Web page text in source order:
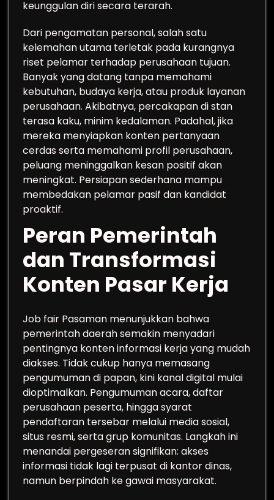
keunggulan diri secara terarah.
Dari pengamatan personal, salah satu
kelemahan utama terletak pada kurangnya
riset pelamar terhadap perusahaan tujuan.
Banyak yang datang tanpa memahami
kebutuhan, budaya kerja, atau produk layanan
perusahaan. Akibatnya, percakapan di stan
terasa kaku, minim kedalaman. Padahal, jika
mereka menyiapkan konten pertanyaan
cerdas serta memahami profil perusahaan,
peluang meninggalkan kesan positif akan
meningkat. Persiapan sederhana mampu
membedakan pelamar pasif dan kandidat
proaktif.
Peran Pemerintah
dan Transformasi
Konten Pasar Kerja
Job fair Pasaman menunjukkan bahwa
pemerintah daerah semakin menyadari
pentingnya konten informasi kerja yang mudah
diakses. Tidak cukup hanya memasang
pengumuman di papan, kini kanal digital mulai
dioptimalkan. Pengumuman acara, daftar
perusahaan peserta, hingga syarat
pendaftaran tersebar melalui media sosial,
situs resmi, serta grup komunitas. Langkah ini
menandai pergeseran signifikan: akses
informasi tidak lagi terpusat di kantor dinas,
namun berpindah ke gawai masyarakat.